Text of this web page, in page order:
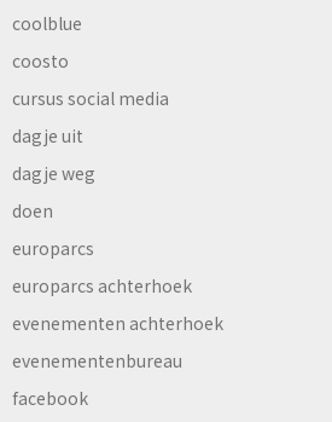
coolblue
coosto
cursus social media
dagje uit
dagje weg
doen
europarcs
europarcs achterhoek
evenementen achterhoek
evenementenbureau
facebook